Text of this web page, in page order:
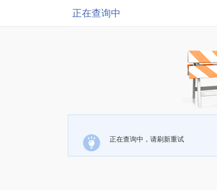
正在查询中
正在查询中，请刷新重试